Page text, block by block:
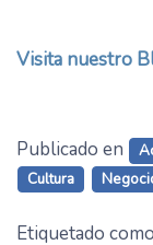
Visita nuestro
Publicado en
Cultura
Etiquetado como